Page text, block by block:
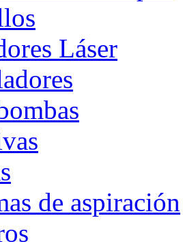
Láser
de aspiración